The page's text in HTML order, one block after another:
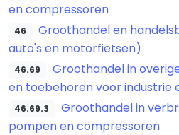
en compressoren
46
Groothandel en
auto's en motorfietsen)
46.69
Groothandel in
en toebehoren voor industrie
46.69.3
Groothandel in
pompen en compressoren